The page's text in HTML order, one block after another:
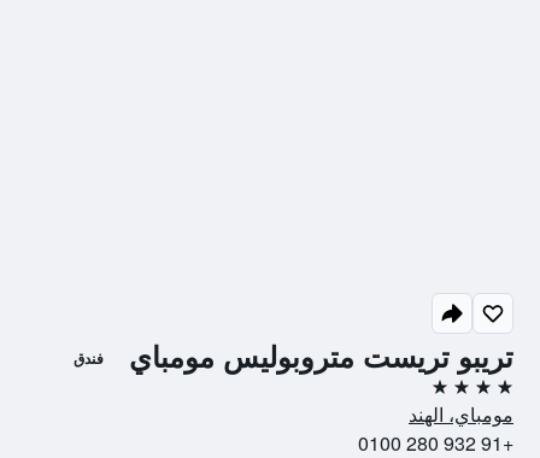
تريبو تريست متروبوليس مومباي فندق
4 نجوم
مومباي، الهند
+91 932 280 0100